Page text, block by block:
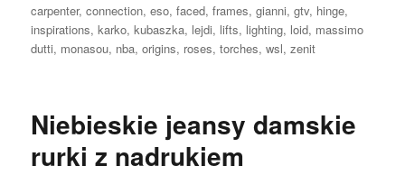
carpenter,connection,eso,faced,frames,gianni,gtv, hinge,
inspirations,karko,kubaszka, lejdi, lifts, lighting, loid, massimo
dutti, monasou, nba,origins, roses,torches,wsl,zenit
Niebieskie jeansy damskie
rurki z nadrukiem